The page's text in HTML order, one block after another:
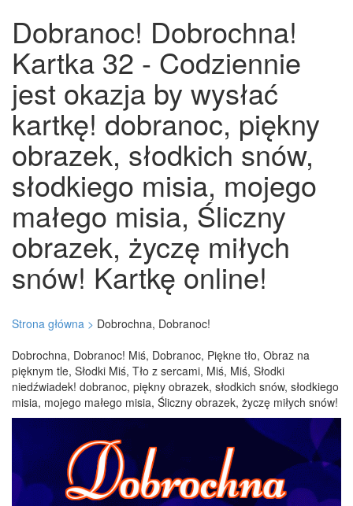
Dobranoc! Dobrochna!
Kartka 32 - Codziennie
jest okazja by wysłać
kartkę! dobranoc, piękny
obrazek, słodkich snów,
słodkiego misia, mojego
małego misia, Śliczny
obrazek, życzę miłych
snów! Kartkę online!
Strona główna > Dobrochna, Dobranoc!
Dobrochna, Dobranoc! Miś, Dobranoc, Piękne tło, Obraz na
pięknym tle, Słodki Miś, Tło z sercami, Miś, Miś, Słodki
niedźwiadek! dobranoc, piękny obrazek, słodkich snów, słodkiego
misia, mojego małego misia, Śliczny obrazek, życzę miłych snów!